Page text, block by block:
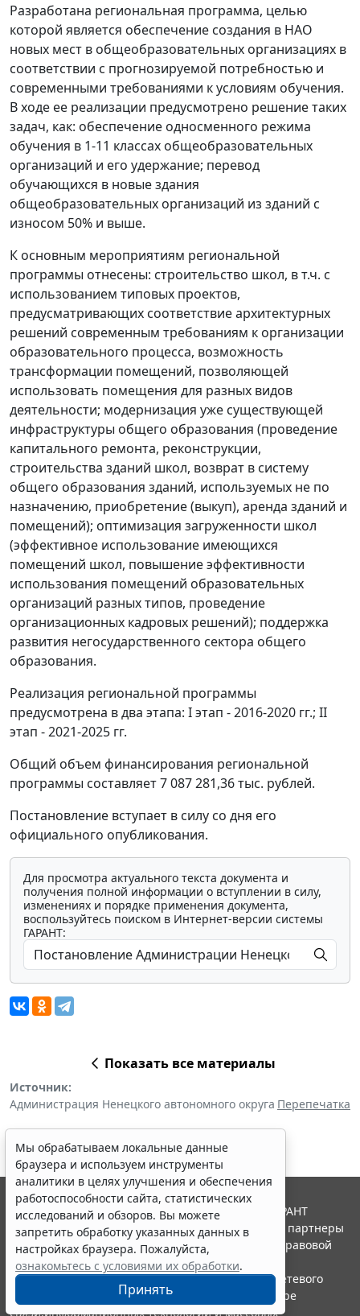
Разработана региональная программа, целью
которой является обеспечение создания в НАО
новых мест в общеобразовательных организациях в
соответствии с прогнозируемой потребностью и
современными требованиями к условиям обучения.
В ходе ее реализации предусмотрено решение таких
задач, как: обеспечение односменного режима
обучения в 1-11 классах общеобразовательных
организаций и его удержание; перевод
обучающихся в новые здания
общеобразовательных организаций из зданий с
износом 50% и выше.
К основным мероприятиям региональной
программы отнесены: строительство школ, в т.ч. с
использованием типовых проектов,
предусматривающих соответствие архитектурных
решений современным требованиям к организации
образовательного процесса, возможность
трансформации помещений, позволяющей
использовать помещения для разных видов
деятельности; модернизация уже существующей
инфраструктуры общего образования (проведение
капитального ремонта, реконструкции,
строительства зданий школ, возврат в систему
общего образования зданий, используемых не по
назначению, приобретение (выкуп), аренда зданий и
помещений); оптимизация загруженности школ
(эффективное использование имеющихся
помещений школ, повышение эффективности
использования помещений образовательных
организаций разных типов, проведение
организационных кадровых решений); поддержка
развития негосударственного сектора общего
образования.
Реализация региональной программы
предусмотрена в два этапа: I этап - 2016-2020 гг.; II
этап - 2021-2025 гг.
Общий объем финансирования региональной
программы составляет 7 087 281,36 тыс. рублей.
Постановление вступает в силу со дня его
официального опубликования.
Для просмотра актуального текста документа и
получения полной информации о вступлении в силу,
изменениях и порядке применения документа,
воспользуйтесь поиском в Интернет-версии системы
ГАРАНТ:
Показать все материалы
Источник:
Администрация Ненецкого автономного округа Перепечатка
Мы обрабатываем локальные данные
браузера и используем инструменты
аналитики в целях улучшения и обеспечения
работоспособности сайта, статистических
исследований и обзоров. Вы можете
запретить обработку указанных данных в
настройках браузера. Пожалуйста,
ознакомьтесь с условиями их обработки.
Принять
© ООО "НПП "ГАРАНТ-СЕРВИС", 2026. Система ГАРАНТ
выпускается с 1990 года. Компания "Гарант" и ее партнеры
являются участниками Российской ассоциации правовой
информации ГАРАНТ.
Портал ГАРАНТ.РУ зарегистрирован в качестве сетевого
издания Федеральной службой по надзору в сфере
связи,информационных технологий и массовых